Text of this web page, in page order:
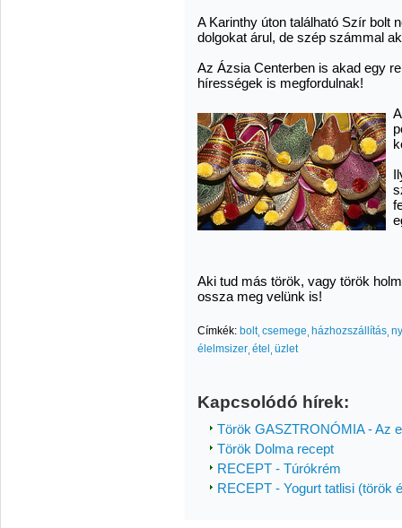
A Karinthy úton található Szír bolt
dolgokat árul, de szép számmal
Az Ázsia Centerben is akad egy
hírességek is megfordulnak!
Aki tud más török, vagy török
ossza meg velünk is!
Címkék: bolt csemege házhozszállítás
élelmsizer étel üzlet
Kapcsolódó hírek:
Török GASZTRONÓMIA - Az
Török Dolma recept
RECEPT - Túrókrém
RECEPT - Yogurt tatlisi (török